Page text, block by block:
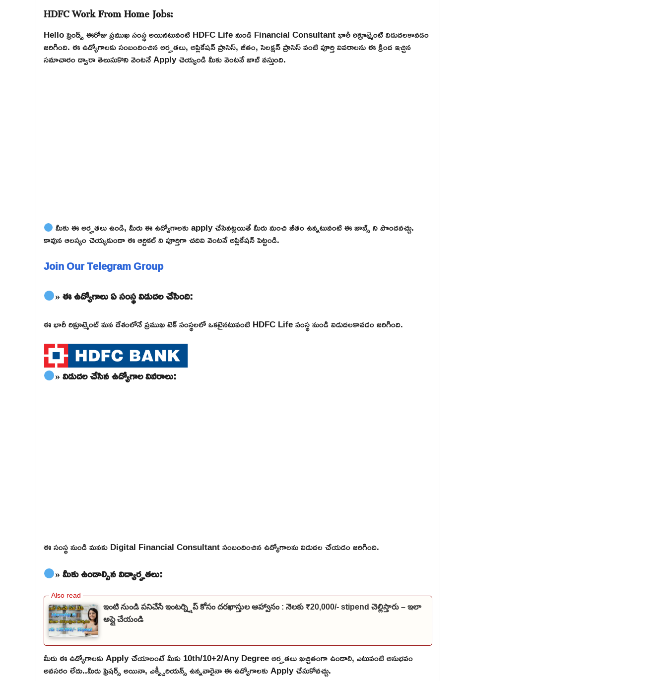
HDFC Work From Home Jobs:
Hello ఫ్రెండ్స్ ఈరోజు ప్రముఖ సంస్థ అయినటువంటి HDFC Life నుండి Financial Consultant భారీ రిక్రూట్మెంట్ విడుదలకావడం
జరిగింది. ఈ ఉద్యోగాలకు సంబందించిన అర్హతలు, అప్లికేషన్ ప్రాసెస్, జీతం, సెలక్షన్ ప్రాసెస్ వంటి పూర్తి వివరాలను ఈ క్రింద ఇచ్చిన
సమాచారం ద్వారా తెలుసుకొని వెంటనే Apply చెయ్యండి మీకు వెంటనే జాబ్ వస్తుంది.
మీకు ఈ అర్హతలు ఉండి, మీరు ఈ ఉద్యోగాలకు apply చేసినట్లయితే మీరు మంచి జీతం ఉన్నటువంటి ఈ జాబ్స్ ని పొందవచ్చు.
కావున ఆలస్యం చెయ్యకుండా ఈ ఆర్టికల్ ని పూర్తిగా చదివి వెంటనే అప్లికేషన్ పెట్టండి.
Join Our Telegram Group
» ఈ ఉద్యోగాలు ఏ సంస్థ విడుదల చేసింది:
ఈ భారీ రిక్రూట్మెంట్ మన దేశంలోనే ప్రముఖ టెక్ సంస్థలలో ఒకటైనటువంటి HDFC Life సంస్థ నుండి విడుదలకావడం జరిగింది.
» విడుదల చేసిన ఉద్యోగాల వివరాలు:
ఈ సంస్థ నుండి మనకు Digital Financial Consultant సంబందించిన ఉద్యోగాలను విడుదల చేయడం జరిగింది.
» మీకు ఉండాల్సిన విద్యార్హతలు:
ఇంటి నుండి పనిచేసే ఇంటర్న్షిప్ కోసం దరఖాస్తుల ఆహ్వానం : నెలకు ₹20,000/- stipend చెల్లిస్తారు – ఇలా
అప్లై చేయండి
మీరు ఈ ఉద్యోగాలకు Apply చేయాలంటే మీకు 10th/10+2/Any Degree అర్హతలు ఖచ్చితంగా ఉండాలి, ఎటువంటి అనుభవం
అవసరం లేదు..మీరు ఫ్రెషర్స్ అయినా, ఎక్స్పీరియన్స్ ఉన్నవారైనా ఈ ఉద్యోగాలకు Apply చేసుకోవచ్చు.